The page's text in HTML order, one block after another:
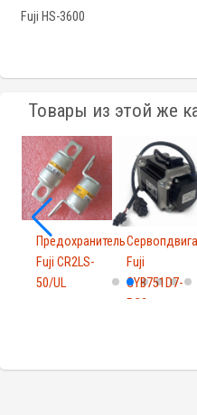
Fuji HS-3600
Товары из этой же
Предохранитель
Fuji CR2LS-
50/UL
Fuji
GYB751D7-
RC2